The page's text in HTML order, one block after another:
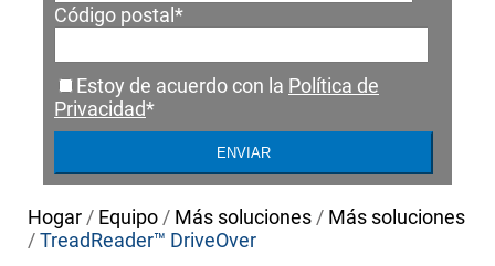
Código postal *
Estoy de acuerdo con la Política de
Privacidad*
Hogar/ Equipo/ Más soluciones/ Más soluciones
/TreadReader™ DriveOver